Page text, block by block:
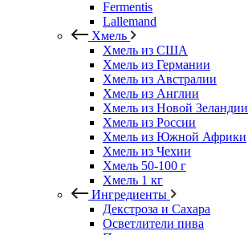
Fermentis
Lallemand
Хмель
Хмель из США
Хмель из Германии
Хмель из Австралии
Хмель из Англии
Хмель из Новой Зеландии
Хмель из России
Хмель из Южной Африки
Хмель из Чехии
Хмель 50-100 г
Хмель 1 кг
Ингредиенты
Декстроза и Сахара
Осветлители пива